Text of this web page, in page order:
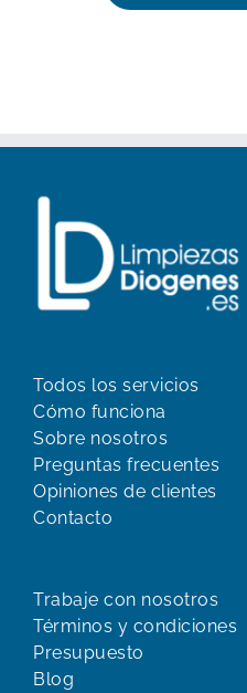
Todos los servicios
Cómo funciona
Sobre nosotros
Preguntas frecuentes
Opiniones de clientes
Contacto
Trabaje con nosotros
Términos y condiciones
Presupuesto
Blog